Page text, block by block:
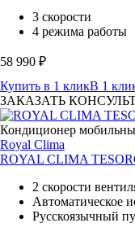
3 скорости
4 режима работы
58 990 ₽
Купить в 1 кликВ 1
ЗАКАЗАТЬ
Кондиционер
Royal Clima
ROYAL CLIMA
2 скорости
Автоматическое
Русскоязычный